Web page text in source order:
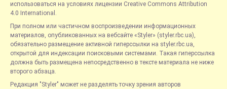
использоваться на условиях лицензии Creative Commons Attribution
4.0 International.
При полном или частичном воспроизведении информационных
материалов, опубликованных на вебсайте «Styler» (styler.rbc.ua),
обязательно размещение активной гиперссылки на styler.rbc.ua,
открытой для индексации поисковыми системами. Такая гиперссылка
должна быть размещена непосредственно в тексте материала не ниже
второго абзаца.
Редакция "Styler" может не разделять точку зрения авторов